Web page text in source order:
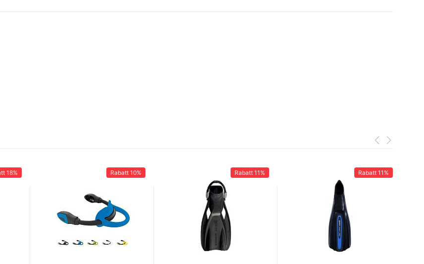
18% Rabatt 10% Rabatt 11% Rabatt 11%